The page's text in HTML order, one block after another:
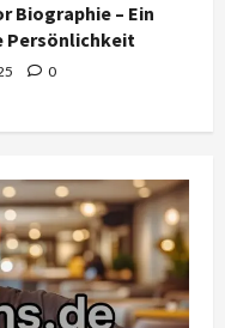
Biographie – Ein
Persönlichkeit
0